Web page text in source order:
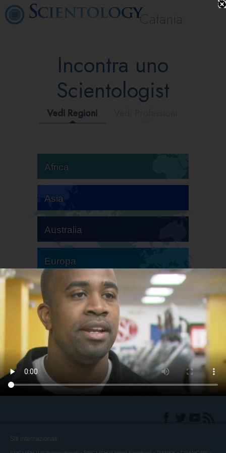
Catania
Incontra uno
Scientologist
Vedi Regioni
Africa
Asia
Australia
Europa
America del Sud
America del Nord
Siti internazionali